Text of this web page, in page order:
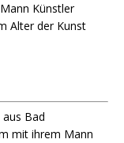
Künstler
Alter der Kunst
Bad
mit ihrem Mann